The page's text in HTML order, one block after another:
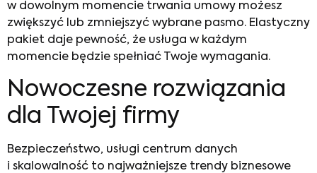
w dowolnym momencie trwania umowy możesz
zwiększyć lub zmniejszyć wybrane pasmo. Elastyczny
pakiet daje pewność, że usługa w każdym
momencie będzie spełniać Twoje wymagania.
Nowoczesne rozwiązania
dla Twojej firmy
Bezpieczeństwo, usługi centrum danych
i skalowalność to najważniejsze trendy biznesowe